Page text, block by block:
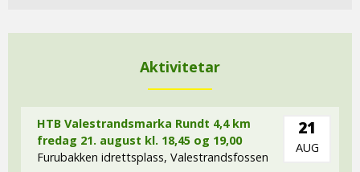
Aktivitetar
HTB Valestrandsmarka Rundt 4,4 km
fredag 21. august kl. 18,45 og 19,00
Furubakken idrettsplass, Valestrandsfossen
21
AUG